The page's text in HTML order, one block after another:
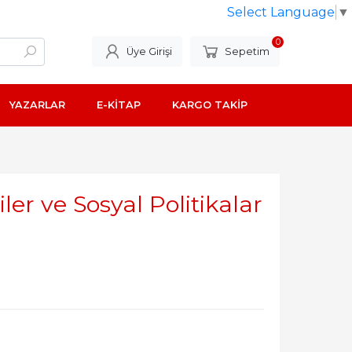
Üye Girişi Sepetim
0
YAZARLAR E-KİTAP KARGO TAKİP
ve Sosyal Politikalar
Select Language ▼